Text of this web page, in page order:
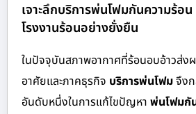
เจาะลึกบริการพ่นโฟมกันความร้อ
โรงงานร้อนอย่างยั่งยืน
ในปัจจุบันสภาพอากาศที่ร้อนอบอ้าวส่
อาศัยและภาคธุรกิจ บริการพ่นโฟมจึง
อันดับหนึ่งในการแก้ไขปัญหา พ่นโฟมกั